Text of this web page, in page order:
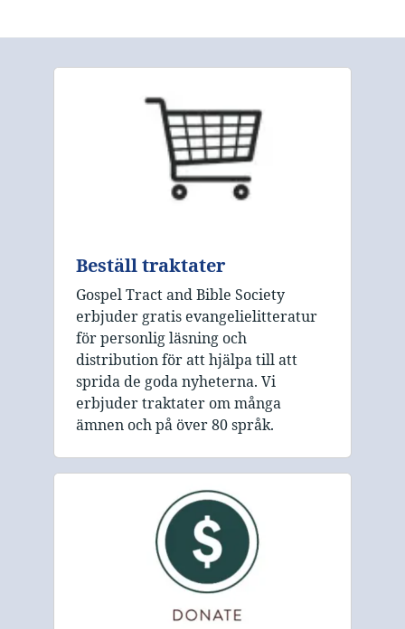
Beställ traktater
Gospel Tract and Bible Society
erbjuder gratis evangelielitteratur
för personlig läsning och
distribution för att hjälpa till att
sprida de goda nyheterna. Vi
erbjuder traktater om många
ämnen och på över 80 språk.